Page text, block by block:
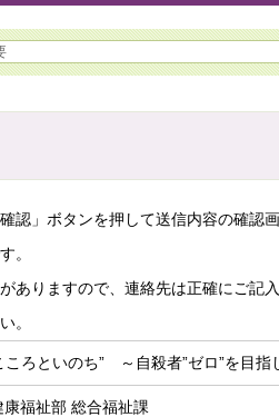
認」ボタンを押して送信内容の確認
。
ありますので、連絡先は正確にご記入
。
ころといのち” ～自殺者”ゼロ”を目指
福祉部 総合福祉課